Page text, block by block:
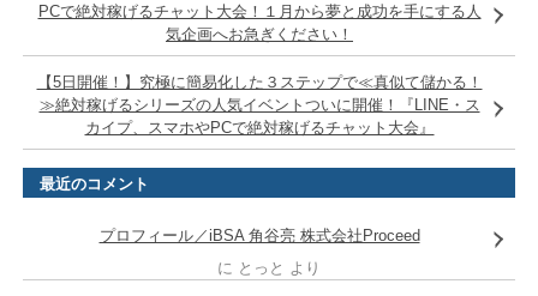
PCで絶対稼げるチャット大会！１月から夢と成功を手にする人
気企画へお急ぎください！
【5日開催！】究極に簡易化した３ステップで≪真似て儲かる！
≫絶対稼げるシリーズの人気イベントついに開催！『LINE・ス
カイプ、スマホやPCで絶対稼げるチャット大会』
最近のコメント
プロフィール／iBSA 角谷亮 株式会社Proceed
に とっと より